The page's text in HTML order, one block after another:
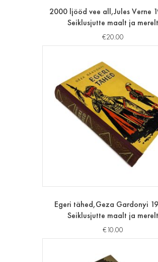
2000 ljööd vee all,Jules Verne
Seiklusjutte maalt ja merelt
€20.00
Egeri tähed,Geza Gardonyi
Seiklusjutte maalt ja merelt
€10.00